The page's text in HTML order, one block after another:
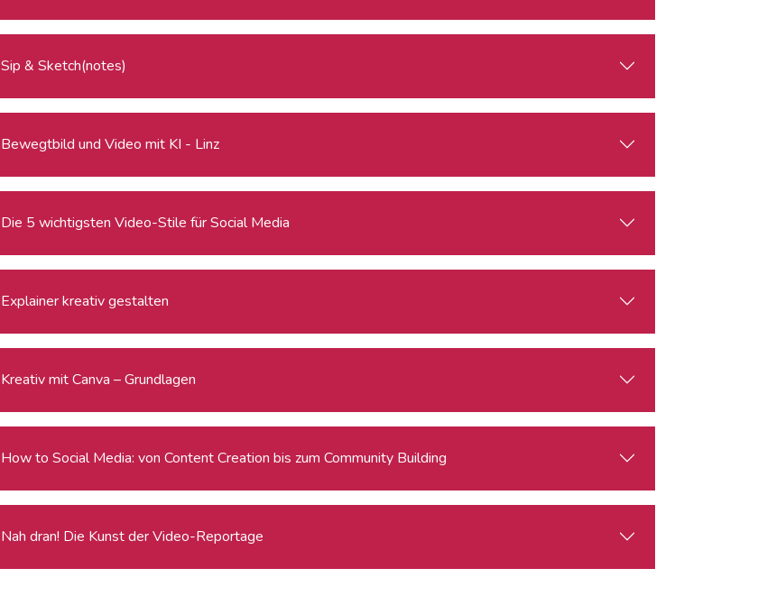
Sip & Sketch(notes)
Bewegtbild und Video mit KI - Linz
Die 5 wichtigsten Video-Stile für Social Media
Explainer kreativ gestalten
Kreativ mit Canva – Grundlagen
How to Social Media: von Content Creation bis zum Community Building
Nah dran! Die Kunst der Video-Reportage